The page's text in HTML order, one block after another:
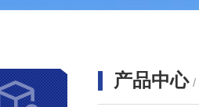
产品中心 /